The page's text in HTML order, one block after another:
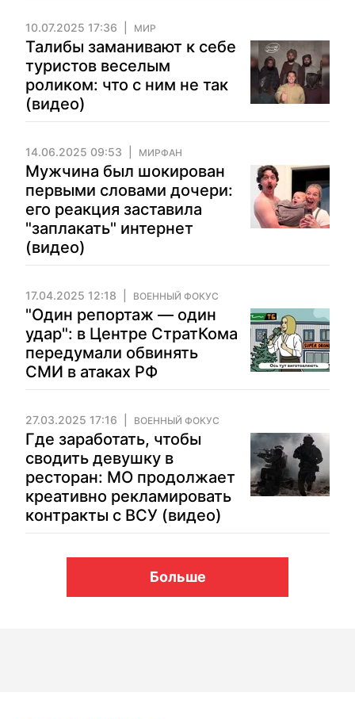
10.07.2025 17:36 МИР
Талибы заманивают к себе
туристов веселым
роликом: что с ним не так
(видео)
14.06.2025 09:53 МИРФАН
Мужчина был шокирован
первыми словами дочери:
его реакция заставила
"заплакать" интернет
(видео)
17.04.2025 12:18 ВОЕННЫЙ ФОКУС
"Один репортаж — один
удар": в Центре СтратКома
передумали обвинять
СМИ в атаках РФ
27.03.2025 17:16 ВОЕННЫЙ ФОКУС
Где заработать, чтобы
сводить девушку в
ресторан: МО продолжает
креативно рекламировать
контракты с ВСУ (видео)
Больше